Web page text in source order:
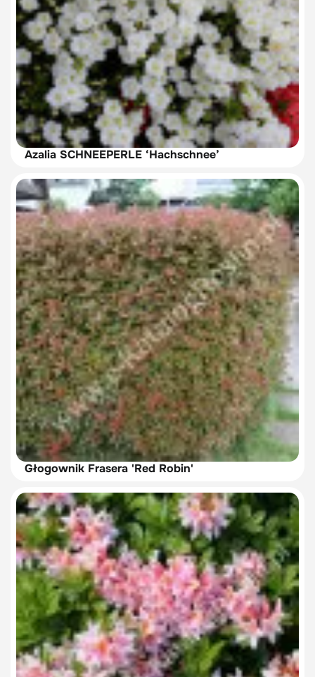
Azalia SCHNEEPERLE ‘Hachschnee’
Głogownik Frasera 'Red Robin'